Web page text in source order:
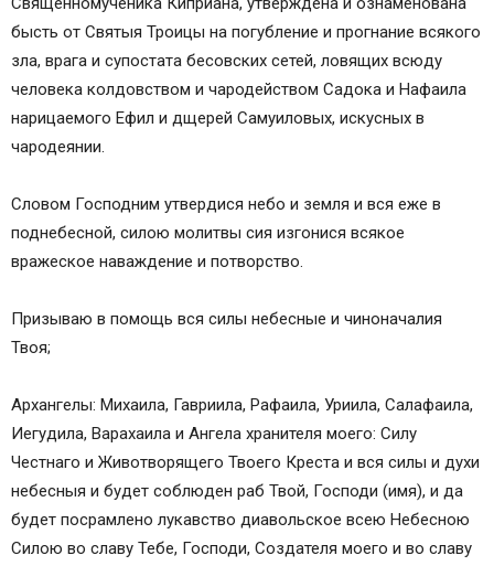
бысть от Святыя Троицы на погубление и прогнание всякого
зла, врага и супостата бесовских сетей, ловящих всюду
человека колдовством и чародейством Садока и Нафаила
нарицаемого Ефил и дщерей Самуиловых, искусных в
чародеянии.
Словом Господним утвердися небо и земля и вся еже в
поднебесной, силою молитвы сия изгонися всякое
вражеское наваждение и потворство.
Призываю в помощь вся силы небесные и чиноначалия
Твоя;
Архангелы: Михаила, Гавриила, Рафаила, Уриила, Салафаила,
Иегудила, Варахаила и Ангела хранителя моего: Силу
Честнаго и Животворящего Твоего Креста и вся силы и духи
небесныя и будет соблюден раб Твой, Господи (имя), и да
будет посрамлено лукавство диавольское всею Небесною
Силою во славу Тебе, Господи, Создателя моего и во славу